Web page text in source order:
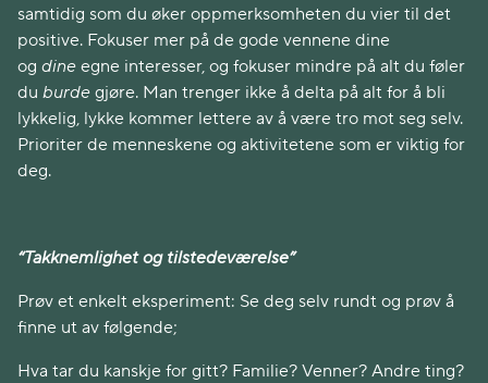
samtidig som du øker oppmerksomheten du vier til det
positive. Fokuser mer på de gode vennene dine
og dine egne interesser, og fokuser mindre på alt du føler
du burde gjøre. Man trenger ikke å delta på alt for å bli
lykkelig, lykke kommer lettere av å være tro mot seg selv.
Prioriter de menneskene og aktivitetene som er viktig for
deg.
“Takknemlighet og tilstedeværelse”
Prøv et enkelt eksperiment: Se deg selv rundt og prøv å
finne ut av følgende;
Hva tar du kanskje for gitt? Familie? Venner? Andre ting?